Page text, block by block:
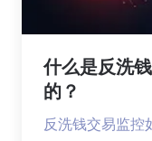
什么是反洗
的？
反洗钱交易监控